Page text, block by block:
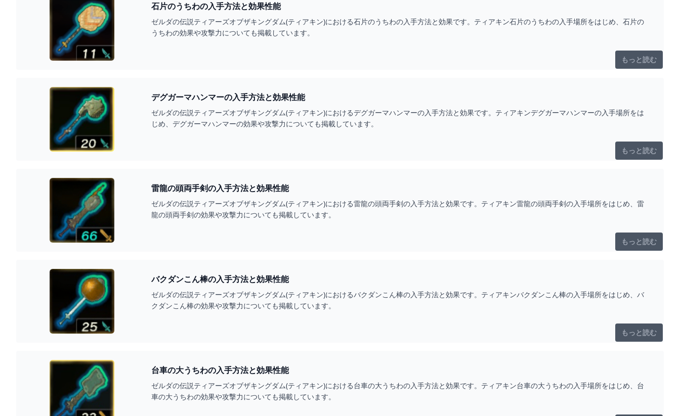
石片のうちわの入手方法と効果性能
ゼルダの伝説ティアーズオブザキングダム(ティアキン)における石片のうちわの入手方法と効果です。ティアキン石片のうちわの入手場所をはじめ、石片の
うちわの効果や攻撃力についても掲載しています。
もっと読む
デグガーマハンマーの入手方法と効果性能
ゼルダの伝説ティアーズオブザキングダム(ティアキン)におけるデグガーマハンマーの入手方法と効果です。ティアキンデグガーマハンマーの入手場所をは
じめ、デグガーマハンマーの効果や攻撃力についても掲載しています。
もっと読む
雷龍の頭両手剣の入手方法と効果性能
ゼルダの伝説ティアーズオブザキングダム(ティアキン)における雷龍の頭両手剣の入手方法と効果です。ティアキン雷龍の頭両手剣の入手場所をはじめ、雷
龍の頭両手剣の効果や攻撃力についても掲載しています。
もっと読む
バクダンこん棒の入手方法と効果性能
ゼルダの伝説ティアーズオブザキングダム(ティアキン)におけるバクダンこん棒の入手方法と効果です。ティアキンバクダンこん棒の入手場所をはじめ、バ
クダンこん棒の効果や攻撃力についても掲載しています。
もっと読む
台車の大うちわの入手方法と効果性能
ゼルダの伝説ティアーズオブザキングダム(ティアキン)における台車の大うちわの入手方法と効果です。ティアキン台車の大うちわの入手場所をはじめ、台
車の大うちわの効果や攻撃力についても掲載しています。